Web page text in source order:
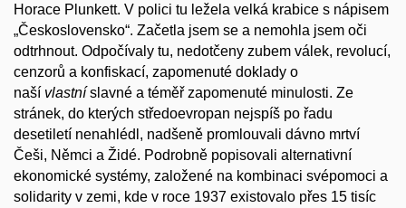
Horace Plunkett. V polici tu ležela velká krabice s nápisem
„Československo“. Začetla jsem se a nemohla jsem oči
odtrhnout. Odpočívaly tu, nedotčeny zubem válek, revolucí,
cenzorů a konfiskací, zapomenuté doklady o
naší vlastní slavné a téměř zapomenuté minulosti. Ze
stránek, do kterých středoevropan nejspíš po řadu
desetiletí nenahlédl, nadšeně promlouvali dávno mrtví
Češi, Němci a Židé. Podrobně popisovali alternativní
ekonomické systémy, založené na kombinaci svépomoci a
solidarity v zemi, kde v roce 1937 existovalo přes 15 tisíc